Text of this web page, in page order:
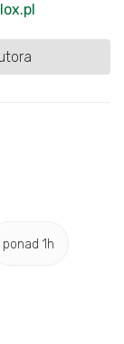
ponad 1h